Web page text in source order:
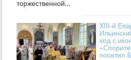
торжественной...
XIII-й
ход с
посетил